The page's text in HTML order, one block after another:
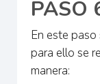
PASO
En este
para ello se
manera: